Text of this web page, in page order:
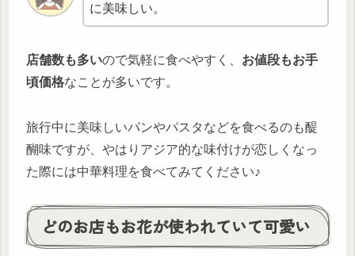
に美味しい。
店舗数も多いので気軽に食べやすく、 お値段もお手
頃価格なことが多いです。
旅行中に美味しいパンやパスタなどを食べるのも醍
醐味ですが、やはりアジア的な味付けが恋しくなっ
た際には中華料理を食べてみてください♪
どのお店もお花が使われていて可愛い